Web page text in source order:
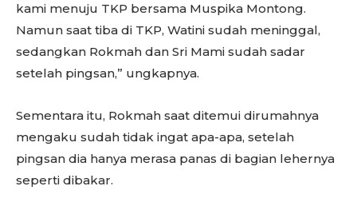
kami menuju TKP bersama Muspika Montong.
Namun saat tiba di TKP, Watini sudah meninggal,
sedangkan Rokmah dan Sri Mami sudah sadar
setelah pingsan,” ungkapnya.
Sementara itu, Rokmah saat ditemui dirumahnya
mengaku sudah tidak ingat apa-apa, setelah
pingsan dia hanya merasa panas di bagian lehernya
seperti dibakar.